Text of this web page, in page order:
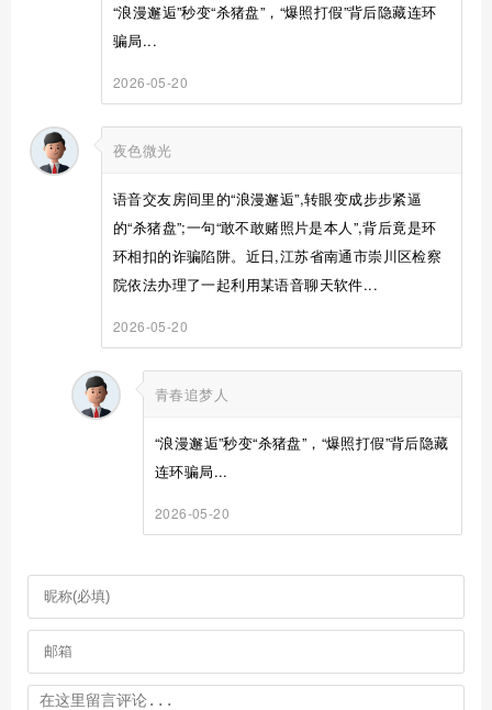
“浪漫邂逅”秒变“杀猪盘”，“爆照打假”背后隐藏连环
骗局...
2026-05-20
夜色微光
语音交友房间里的“浪漫邂逅”,转眼变成步步紧逼
的“杀猪盘”;一句“敢不敢赌照片是本人”,背后竟是环
环相扣的诈骗陷阱。近日,江苏省南通市崇川区检察
院依法办理了一起利用某语音聊天软件...
2026-05-20
青春追梦人
“浪漫邂逅”秒变“杀猪盘”，“爆照打假”背后隐藏
连环骗局...
2026-05-20